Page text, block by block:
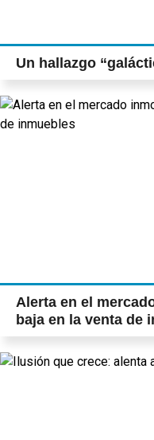
Un hallazgo
Alerta en el
baja en la venta de